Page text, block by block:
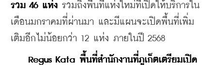
รวม 46 แห่ง รวมถึงพื้นที่แห่งใหม่ที่เปิดให้บริการใน
เดือนมกราคมที่ผ่านมา และมีแผนจะเปิดพื้นที่เพิ่ม
เติมอีกไม่น้อยกว่า 12 แห่ง ภายในปี 2568
Regus Kata พื้นที่สำนักงานที่ภูเก็ตเตรียมเปิด